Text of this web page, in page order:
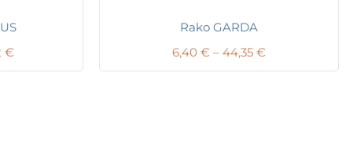
59,70 €
€Price
range:
Rako GARDA
6,40 € – 44,35 €
range: